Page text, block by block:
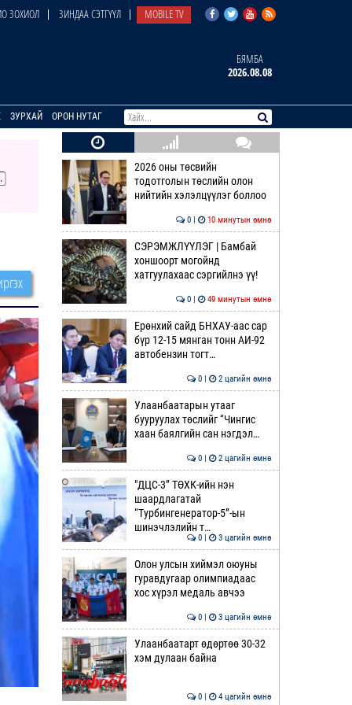
ЗОХИОЛ ЗИНДАА СЭТГҮҮЛ MOBILE TV
БЯМБА
2026.08.08
ЗУРХАЙ ОРОН НУТАГ
2026 оны төсвийн
тодотголын төслийн олон
нийтийн хэлэлцүүлэг боллоо
0 | 10 минутын өмнө
СЭРЭМЖЛҮҮЛЭГ | Бамбай
хоншоорт могойнд
хатгуулахаас сэргийлнэ үү!
0 | 49 минутын өмнө
Ерөнхий сайд БНХАУ-аас сар
бүр 12-15 мянган тонн АИ-92
автобензин тогт…
0 | 2 цагийн өмнө
Улаанбаатарын утааг
бууруулах төслийг “Чингис
хаан баялгийн сан нэгдэл…
0 | 2 цагийн өмнө
"ДЦС-3” ТӨХК-ийн нэн
шаардлагатай
“Турбингенератор-5”-ын
шинэчлэлийн т…
0 | 3 цагийн өмнө
Олон улсын хиймэл оюуны
гуравдугаар олимпиадаас
хос хүрэл медаль авчээ
0 | 3 цагийн өмнө
Улаанбаатарт өдөртөө 30-32
хэм дулаан байна
0 | 4 цагийн өмнө